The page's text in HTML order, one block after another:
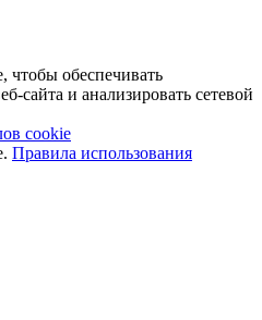
обеспечивать
сайта и анализировать сетевой
cookie
Правила использования